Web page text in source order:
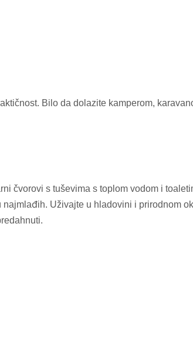
Bilo da dolazite kamperom,
čvorovi s tuševima s toplom vodom i
Uživajte u hladovini i prirodnom